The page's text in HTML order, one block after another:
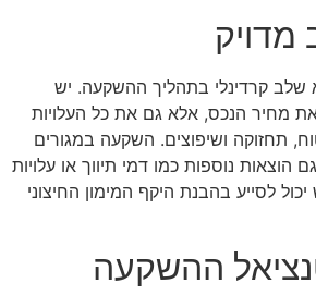
מדויק
שלב קרדינלי בתהליך ההשקעה. יש
מחיר הנכס, אלא גם את כל העלויות
תחזוקה ושיפוצים. השקעה במגורים
הוצאות נוספות כמו דמי תיווך או עלויות
לסייע בהבנת היקף המימון החיצוני
ההשקעה